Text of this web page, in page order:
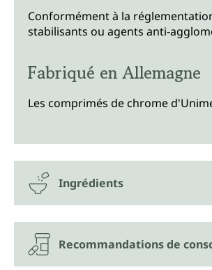
Conformément à la
stabilisants ou agents anti-
Fabriqué en Allemagne
Les comprimés de chrome
Ingrédients
Recommandations de